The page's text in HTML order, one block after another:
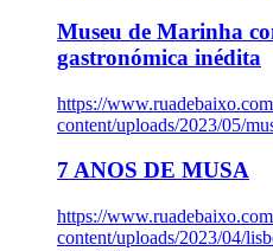
Museu de Marinha
gastronómica inédita
https://
content/uploads/2023/05/
7 ANOS DE MUSA
https://
content/uploads/2023/04/